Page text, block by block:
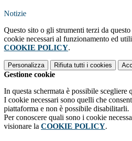
Notizie
Questo sito o gli strumenti terzi da
cookie necessari al funzionamento ed
COOKIE POLICY.
Personalizza Rifiuta tutti i cookies
Gestione cookie
In questa schermata è possibile scegliere
I cookie necessari sono quelli che
piattaforma e non è possibile disabilitarli.
Per conoscere quali sono i cookie
visionare la COOKIE POLICY.